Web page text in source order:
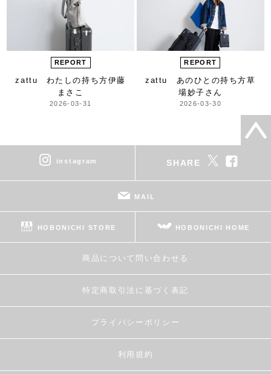
REPORT
zattu わたしの持ち方伊藤
まさこ
2026-03-31
REPORT
zattu あのひとの持ち方草
場妙子さん
2026-03-30
instagram SHARE
MAIL
HOBONICHI STORE HOBONICHI HOME
商品について問い合わせる
特定商取引法に基づく表記
プライバシーポリシー
利用規約